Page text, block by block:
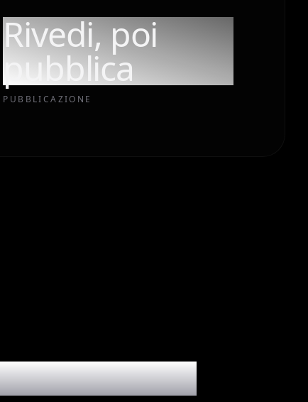
Rivedi, poi
pubblica
PUBBLICAZIONE
migliorare